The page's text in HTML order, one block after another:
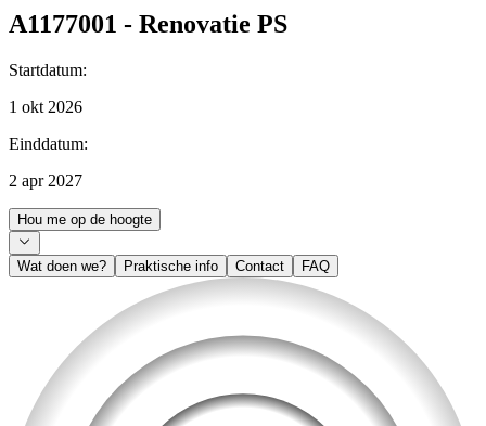
A1177001 - Renovatie PS
Startdatum:
1 okt 2026
Einddatum:
2 apr 2027
Hou me op de hoogte
Wat doen we? Praktische info Contact FAQ